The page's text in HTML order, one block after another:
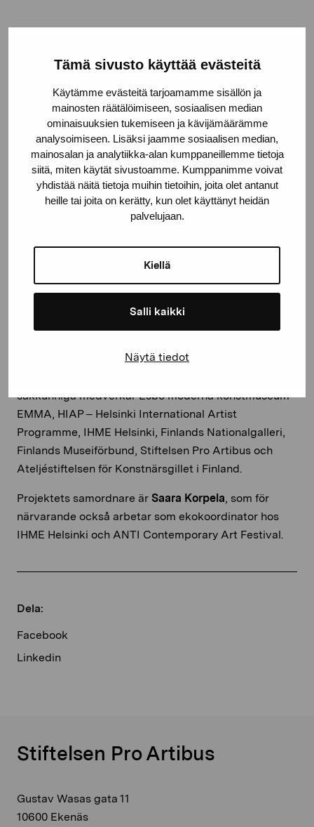
Tämä sivusto käyttää evästeitä
Käytämme evästeitä tarjoamamme sisällön ja
mainosten räätälöimiseen, sosiaalisen median
ominaisuuksien tukemiseen ja kävijämäärämme
analysoimiseen. Lisäksi jaamme sosiaalisen median,
mainosalan ja analytiikka-alan kumppaneillemme tietoja
siitä, miten käytät sivustoamme. Kumppanimme voivat
yhdistää näitä tietoja muihin tietoihin, joita olet antanut
heille tai joita on kerätty, kun olet käyttänyt heidän
palvelujaan.
Kiellä
Salli kaikki
Näytä tiedot
Dela:
Facebook
Linkedin
Artibus arbetat med mer aktivt de
senaste åren. Det som har varit
utmanande är att mäta resultaten
och verkan. Gröna paletten erbjuder
en viktigt möjlighet till kollegialt
lärande inom konstbranschen och
målet att skapa ett verktyg för att
följa med utvecklingen”, säger Pro
Artibus VDMikaela Lostedt.
I projektet medverkar ett antal centrala aktörer inom
Finland, Bildkonstakademin vid Konstuniversitetet
sakkunniga medverkar Esbo moderna konstmuseum
EMMA, HIAP – Helsinki International Artist
Programme, IHME Helsinki, Finlands Nationalgalleri,
Finlands Museiförbund, Stiftelsen Pro Artibus och
Ateljéstiftelsen för Konstnärsgillet i Finland.
Projektets samordnare är Saara Korpela, som för
närvarande också arbetar som ekokoordinator hos
IHME Helsinki och ANTI Contemporary Art Festival.
Stiftelsen Pro Artibus
Gustav Wasas gata 11
10600 Ekenäs